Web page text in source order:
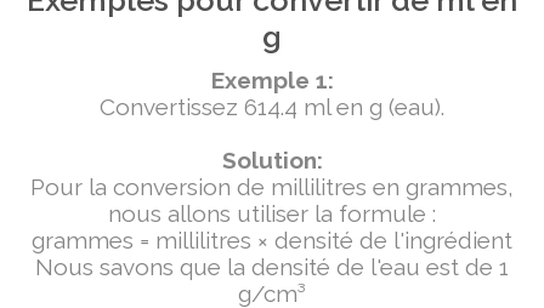
g
Exemple 1:
Convertissez 614.4 ml en g (eau).
Solution:
Pour la conversion de millilitres en grammes,
nous allons utiliser la formule :
grammes = millilitres × densité de l'ingrédient
Nous savons que la densité de l'eau est de 1
g/cm³